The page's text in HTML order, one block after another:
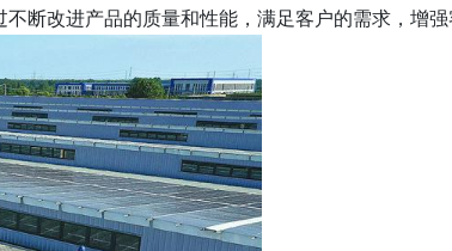
断改进产品的质量和性能，满足客户的需求，增强